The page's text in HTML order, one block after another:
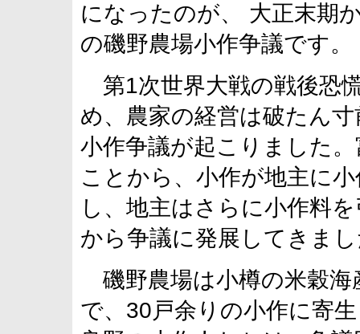
になったのが、 大正末期
の磯野農場小作争議です。
第1次世界大戦の戦後恐
め、農家の経営は破たん
小作争議が起こりました
ことから、小作が地主に
し、地主はさらに小作料
から争議に発展してきま
磯野農場は小樽の米穀海
で、30戸余りの小作に寄